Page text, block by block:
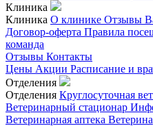
Клиника
Клиника О клинике Отзывы
Договор-оферта Правила
команда
Отзывы Контакты
Цены Акции Расписание и
Отделения
Отделения Круглосуточная
Ветеринарный стационар
Ветеринарная аптека